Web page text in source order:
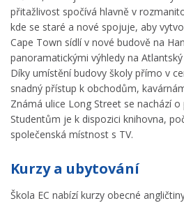
přitažlivost spočívá hlavně v
kde se staré a nové spojuje, aby
Cape Town sídlí v nové budově na
panoramatickými výhledy na
Díky umístění budovy školy přímo v
snadný přístup k obchodům,
Známá ulice Long Street se nachází o
Studentům je k dispozici knihovna,
společenská místnost s TV.
Kurzy a ubytování
Škola EC nabízí kurzy obecné